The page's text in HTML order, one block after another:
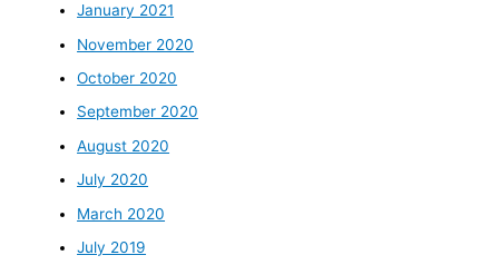
January 2021
November 2020
October 2020
September 2020
August 2020
July 2020
March 2020
July 2019